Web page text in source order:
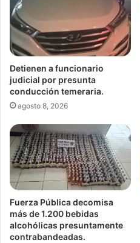
Detienen a funcionario
judicial por presunta
conducción temeraria.
agosto 8, 2026
Fuerza Pública decomisa
más de 1.200 bebidas
alcohólicas presuntamente
contrabandeadas.